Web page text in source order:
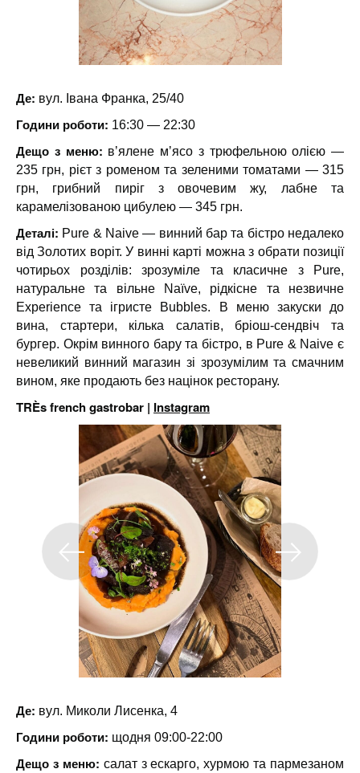
Де: вул. Івана Франка, 25/40
Години роботи: 16:30 — 22:30
Дещо з меню: вʼялене мʼясо з трюфельною олією —
235 грн, рієт з роменом та зеленими томатами — 315
грн, грибний пиріг з овочевим жу, лабне та
карамелізованою цибулею — 345 грн.
Деталі: Pure & Naive — винний бар та бістро недалеко
від Золотих воріт. У винні карті можна з обрати позиції
чотирьох розділів: зрозуміле та класичне з Pure,
натуральне та вільне Naïve, рідкісне та незвичне
Experience та ігристе Bubbles. В меню закуски до
вина, стартери, кілька салатів, бріош-сендвіч та
бургер. Окрім винного бару та бістро, в Pure & Naive є
невеликий винний магазин зі зрозумілим та смачним
вином, яке продають без націнок ресторану.
TRÈs french gastrobar | Instagram
Де: вул. Миколи Лисенка, 4
Години роботи: щодня 09:00-22:00
Дещо з меню: салат з ескарго, хурмою та пармезаном